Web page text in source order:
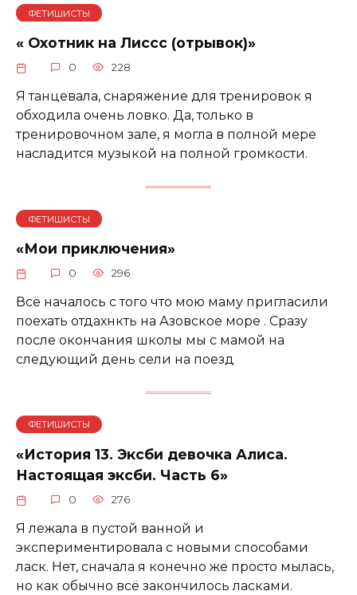
ФЕТИШИСТЫ
« Охотник на Лиссс (отрывок)»
0 228
Я танцевала, снаряжение для тренировок я
обходила очень ловко. Да, только в
тренировочном зале, я могла в полной мере
насладится музыкой на полной громкости.
ФЕТИШИСТЫ
«Мои приключения»
0 296
Всё началось с того что мою маму пригласили
поехать отдахнкть на Азовское море . Сразу
после окончания школы мы с мамой на
следующий день сели на поезд
ФЕТИШИСТЫ
«История 13. Эксби девочка Алиса.
Настоящая эксби. Часть 6»
0 276
Я лежала в пустой ванной и
экспериментировала с новыми способами
ласк. Нет, сначала я конечно же просто мылась,
но как обычно всё закончилось ласками.